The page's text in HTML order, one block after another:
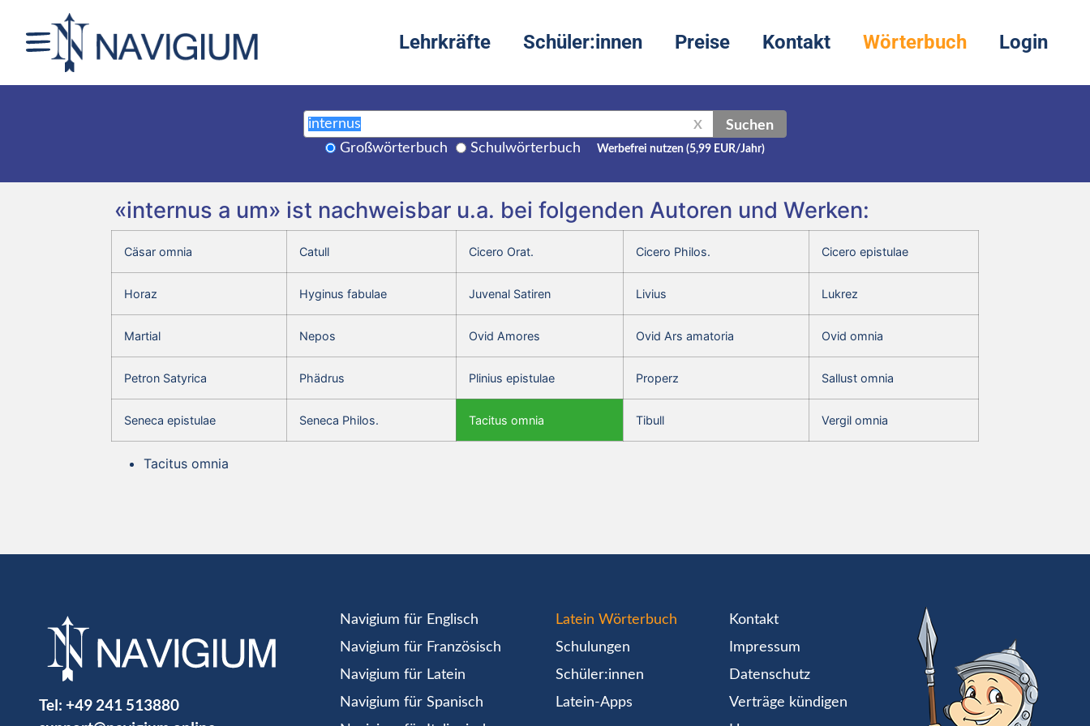
Lehrkräfte Schüler:innen Preise Kontakt Wörterbuch Login
X Suchen
Großwörterbuch Schulwörterbuch Werbefrei nutzen (5,99 EUR/Jahr)
«internus a um» ist nachweisbar u.a. bei folgenden Autoren und Werken:
Cäsar omnia Catull Cicero Orat. Cicero Philos. Cicero epistulae
Horaz Hyginus fabulae Juvenal Satiren Livius Lukrez
Martial Nepos Ovid Amores Ovid Ars amatoria Ovid omnia
Petron Satyrica Phädrus Plinius epistulae Properz Sallust omnia
Seneca epistulae Seneca Philos. Tacitus omnia Tibull Vergil omnia
Tacitus omnia
Tel: +49 241 513880
Navigium für Englisch
Navigium für Französisch
Navigium für Latein
Navigium für Spanisch
Latein Wörterbuch
Schulungen
Schüler:innen
Latein-Apps
Kontakt
Impressum
Datenschutz
Verträge kündigen